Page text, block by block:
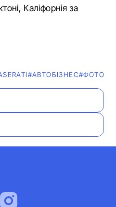
Каліфорнія за
#АВТОБІЗНЕС#ФОТО